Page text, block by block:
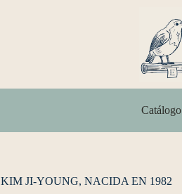
Catálogo
KIM JI-YOUNG, NACIDA EN 1982